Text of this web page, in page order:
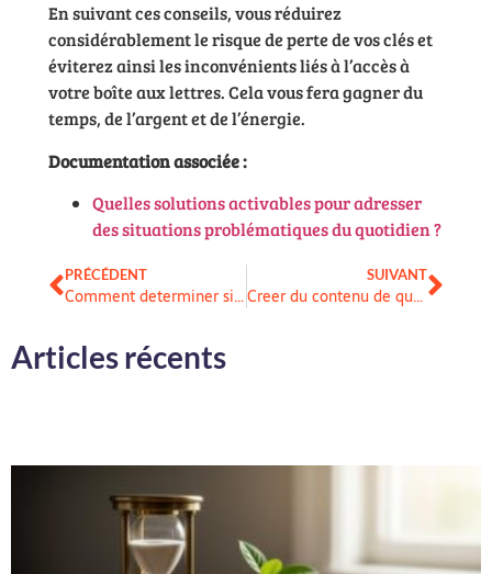
En suivant ces conseils, vous réduirez
considérablement le risque de perte de vos clés et
éviterez ainsi les inconvénients liés à l’accès à
votre boîte aux lettres. Cela vous fera gagner du
temps, de l’argent et de l’énergie.
Documentation associée :
Quelles solutions activables pour adresser
des situations problématiques du quotidien ?
PRÉCÉDENT
Comment determiner si un compte bancaire est cloture ?
SUIVANT
Creer du contenu de qualite pour pour sensibiliser sur le handicap et vendre son service
Articles récents